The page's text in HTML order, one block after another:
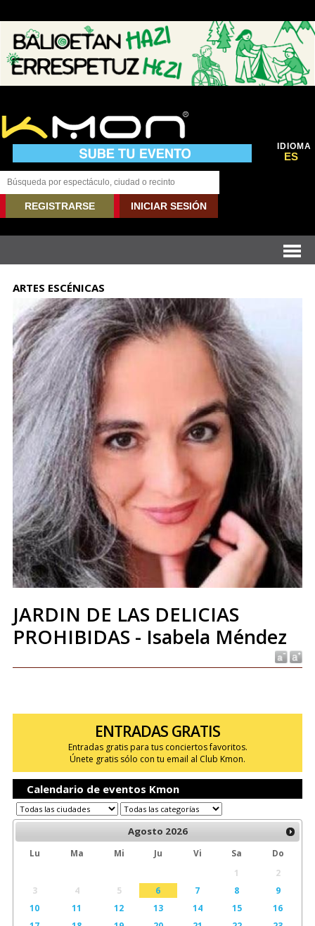
IDIOMA
ES
REGISTRARSE INICIAR SESIÓN
ARTES ESCÉNICAS
JARDIN DE LAS DELICIAS
PROHIBIDAS - Isabela Méndez
ENTRADAS GRATIS
Entradas gratis para tus conciertos favoritos.
Únete gratis sólo con tu email al Club Kmon.
Calendario de eventos Kmon
Agosto 2026
Lu Ma Mi Ju Vi Sa
Do
1
2
3
4 5 6 7 8
9
10
11 12 13 14 15
16